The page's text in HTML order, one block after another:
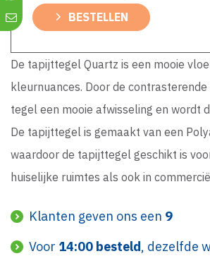
BESTELLEN
De tapijttegel Quartz is een mooie
kleurnuances. Door de
tegel een mooie afwisseling en wordt
De tapijttegel is gemaakt van een
waardoor de tapijttegel geschikt is
huiselijke ruimtes als ook in
Klanten geven ons een 9
Voor 14:00 besteld, dezelfde